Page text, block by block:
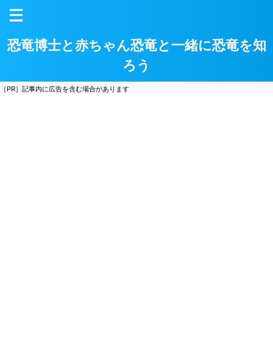
恐竜博士と赤ちゃん恐竜と一緒に恐竜を知
ろう
［PR］記事内に広告を含む場合があります